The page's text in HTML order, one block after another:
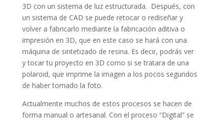
3D con un sistema de luz estructurada. Después, con
un sistema de CAD se puede retocar o rediseñar y
volver a fabricarlo mediante la fabricación aditiva o
impresión en 3D, que en este caso se hará con una
máquina de sintetizado de resina. Es decir, podrás ver
y tocar tu proyecto en 3D como si se tratara de una
polaroid, que imprime la imagen a los pocos segundos
de haber tomado la foto.
Actualmente muchos de estos procesos se hacen de
forma manual o artesanal. Con el proceso “Digital” se